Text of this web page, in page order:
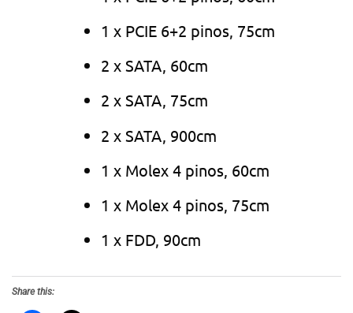
1 x PCIE 6+2 pinos, 75cm
2 x SATA, 60cm
2 x SATA, 75cm
2 x SATA, 900cm
1 x Molex 4 pinos, 60cm
1 x Molex 4 pinos, 75cm
1 x FDD, 90cm
Share this: